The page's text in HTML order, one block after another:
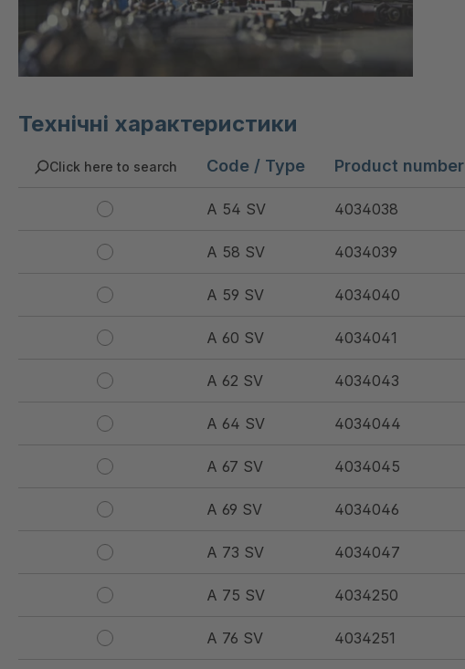
Технічні характеристики
Click here to search Code / Type Product number
A 54 SV 4034038
A 58 SV 4034039
A 59 SV 4034040
A 60 SV 4034041
A 62 SV 4034043
A 64 SV 4034044
A 67 SV 4034045
A 69 SV 4034046
A 73 SV 4034047
A 75 SV 4034250
A 76 SV 4034251